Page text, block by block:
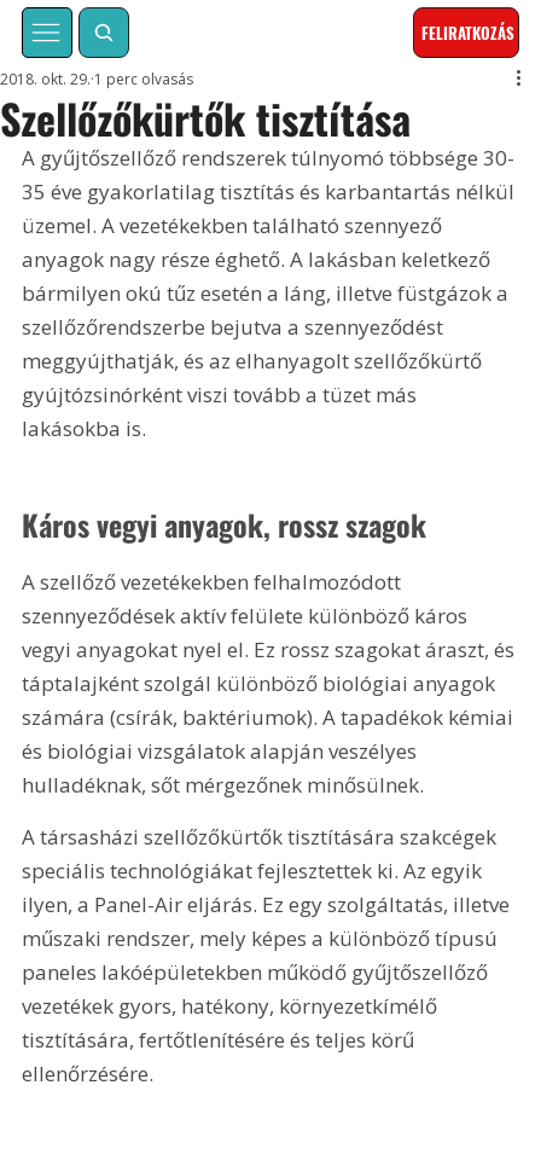
FELIRATKOZÁS
Szellőzőkürtők tisztítása
2018. okt. 29. 1 perc olvasás
A gyűjtőszellőző rendszerek túlnyomó többsége 30-
35 éve gyakorlatilag tisztítás és karbantartás nélkül
üzemel. A vezetékekben található szennyező
anyagok nagy része éghető. A lakásban keletkező
bármilyen okú tűz esetén a láng, illetve füstgázok a
szellőzőrendszerbe bejutva a szennyeződést
meggyújthatják, és az elhanyagolt szellőzőkürtő
gyújtózsinórként viszi tovább a tüzet más
lakásokba is.
Káros vegyi anyagok, rossz szagok
A szellőző vezetékekben felhalmozódott
szennyeződések aktív felülete különböző káros
vegyi anyagokat nyel el. Ez rossz szagokat áraszt, és
táptalajként szolgál különböző biológiai anyagok
számára (csírák, baktériumok). A tapadékok kémiai
és biológiai vizsgálatok alapján veszélyes
hulladéknak, sőt mérgezőnek minősülnek.
A társasházi szellőzőkürtők tisztítására szakcégek
speciális technológiákat fejlesztettek ki. Az egyik
ilyen, a Panel-Air eljárás. Ez egy szolgáltatás, illetve
műszaki rendszer, mely képes a különböző típusú
paneles lakóépületekben működő gyűjtőszellőző
vezetékek gyors, hatékony, környezetkímélő
tisztítására, fertőtlenítésére és teljes körű
ellenőrzésére.